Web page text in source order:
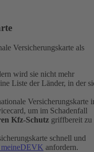
Versicherungskarte als
wird sie nicht mehr
Liste der Länder, in der
Versicherungskarte
um im Schadenfall
Kfz-Schutz griffbereit zu
schnell und
anfordern.